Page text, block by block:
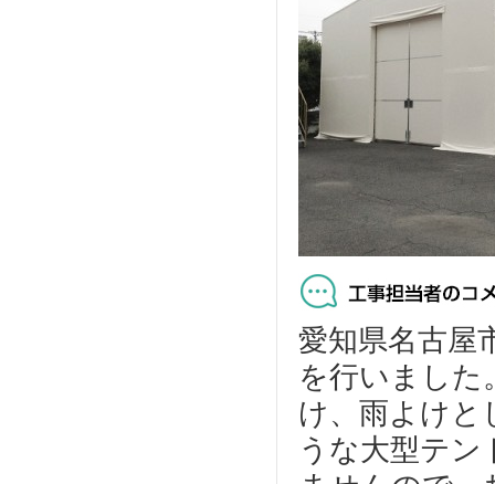
愛知県名古屋
を行いました
け、雨よけと
うな大型テ